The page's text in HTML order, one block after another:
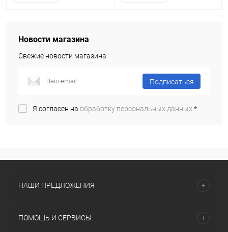
Новости магазина
Свежие новости магазина
Подписаться
Я согласен на обработку персональных данных.*
НАШИ ПРЕДЛОЖЕНИЯ
ПОМОЩЬ И СЕРВИСЫ